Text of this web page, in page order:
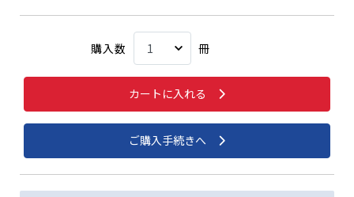
購入数 冊
カートに入れる
ご購入手続きへ